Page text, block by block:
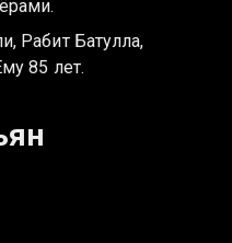
Рабит Батулла,
85 лет.